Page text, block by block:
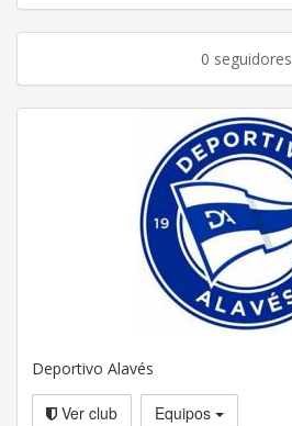
0 seguidores
Deportivo Alavés
Ver club Equipos